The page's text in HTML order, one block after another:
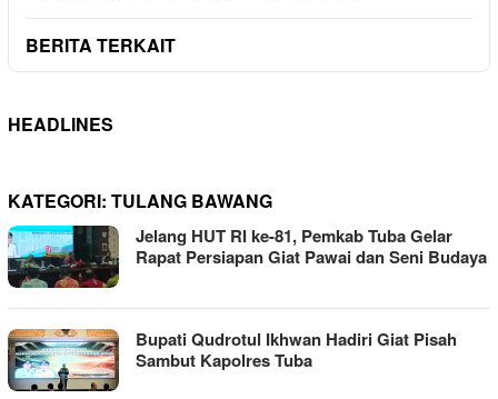
BERITA TERKAIT
HEADLINES
KATEGORI: TULANG BAWANG
Jelang HUT RI ke-81, Pemkab Tuba Gelar
Rapat Persiapan Giat Pawai dan Seni Budaya
Bupati Qudrotul Ikhwan Hadiri Giat Pisah
Sambut Kapolres Tuba